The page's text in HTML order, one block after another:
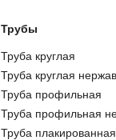
Трубы
Труба круглая
Труба круглая
Труба профильная
Труба профильная
Труба плакированная